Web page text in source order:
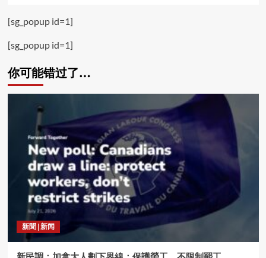
[sg_popup id=1]
[sg_popup id=1]
你可能错过了…
新聞 | 新闻